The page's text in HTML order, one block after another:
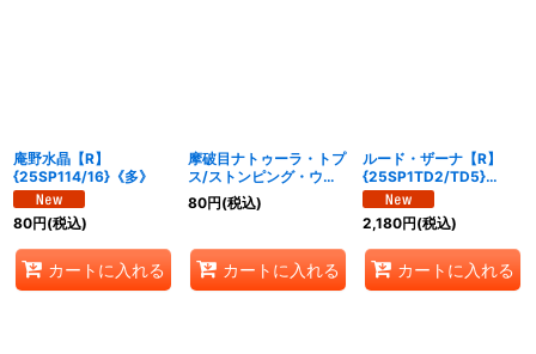
庵野水晶【R】
{25SP114/16}《多》
80円(税込)
カートに入れる
摩破目ナトゥーラ・トプ
ス/ストンピング・ウィ
ード【U】
{25SP115/16}《自然》
80円(税込)
カートに入れる
ルード・ザーナ【R】
{25SP1TD2/TD5}
《水》
2,180円(税込)
カートに入れる